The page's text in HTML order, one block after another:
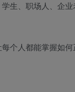
生、职场人、企
个人都能掌握如